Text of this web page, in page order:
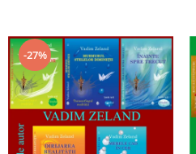
-27%